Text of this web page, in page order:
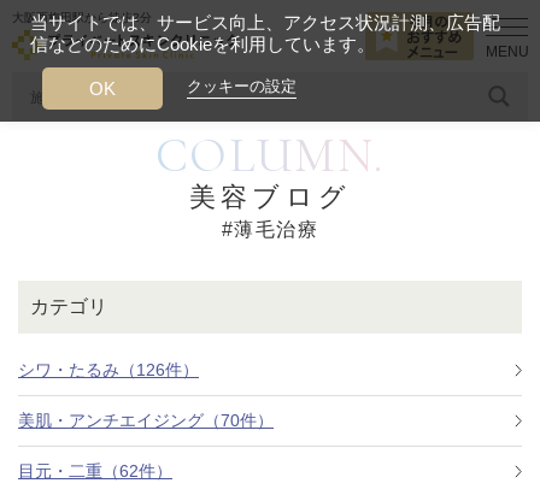
大阪西梅田駅から徒歩2分
糸リフト ヒアルロン酸
今月のおすすめメニュー
クリニックについて
薄毛治療
COLUMN.
美容ブログ
#薄毛治療
カテゴリ
シワ・たるみ（126件）
美肌・アンチエイジング（70件）
目元・二重（62件）
当サイトでは、サービス向上、アクセス状況計測、広告配
信などのためにCookieを利用しています。
クッキーの設定
OK